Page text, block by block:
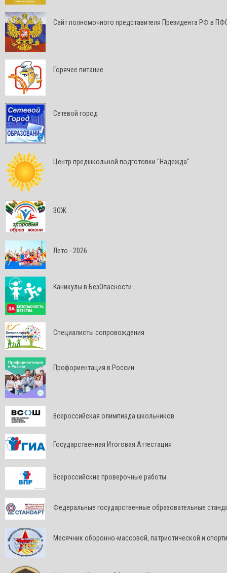
Cайт полномочного представителя Президента РФ в
Горячее питание
Сетевой город
Центр предшкольной подготовки "Надежда"
ЗОЖ
Лето - 2026
Каникулы в БезОпасности
Специалисты сопровождения
Профориентация в России
Всероссийская олимпиада школьников
Государственная Итоговая Аттестация
Всероссийские проверочные работы
Федеральные государственные образовательные
Месячник оборонно-массовой, патриотической и